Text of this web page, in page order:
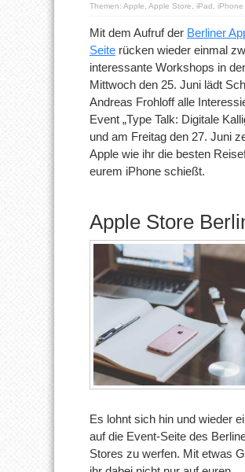
Themen: Apple Apple Store iPad iPhone
Mit dem Aufruf der Berliner
Seite rücken wieder einmal
interessante Workshops in
Mittwoch den 25. Juni lädt
Andreas Frohloff alle
Event „Type Talk: Digitale
und am Freitag den 27. Juni
Apple wie ihr die besten
eurem iPhone schießt.
Apple Store
Es lohnt sich hin und wieder
auf die Event-Seite des
Stores zu werfen. Mit etwas